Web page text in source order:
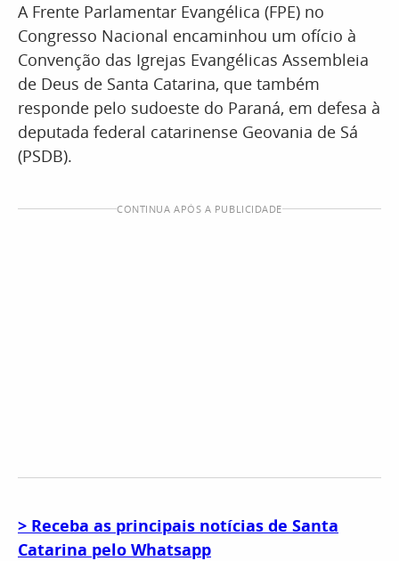
A Frente Parlamentar Evangélica (FPE) no
Congresso Nacional encaminhou um ofício à
Convenção das Igrejas Evangélicas Assembleia
de Deus de Santa Catarina, que também
responde pelo sudoeste do Paraná, em defesa à
deputada federal catarinense Geovania de Sá
(PSDB).
CONTINUA APÓS A PUBLICIDADE
> Receba as principais notícias de Santa
Catarina pelo Whatsapp